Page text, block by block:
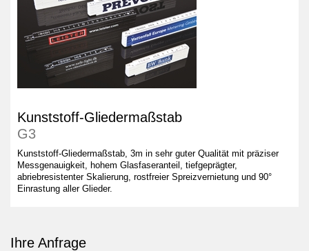
Kunststoff-Gliedermaßstab
G3
Kunststoff-Gliedermaßstab, 3m in sehr guter Qualität mit präziser
Messgenauigkeit, hohem Glasfaseranteil, tiefgeprägter,
abriebresistenter Skalierung, rostfreier Spreizvernietung und 90°
Einrastung aller Glieder.
Ihre Anfrage